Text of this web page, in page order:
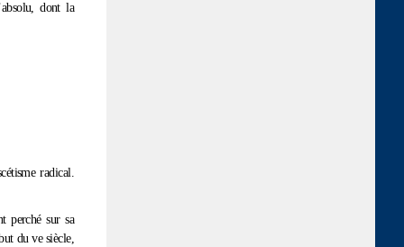
dont la
radical.
perché sur sa
du ve siècle,